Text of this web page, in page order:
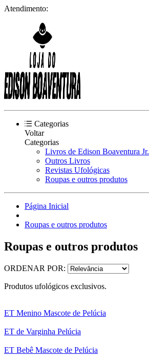
Atendimento:
Categorias
Voltar
Categorias
Livros de Edison Boaventura Jr.
Outros Livros
Revistas Ufológicas
Roupas e outros produtos
Página Inicial
Roupas e outros produtos
Roupas e outros produtos
ORDENAR POR:
Produtos ufológicos exclusivos.
ET Menino Mascote de Pelúcia
ET de Varginha Pelúcia
ET Bebê Mascote de Pelúcia